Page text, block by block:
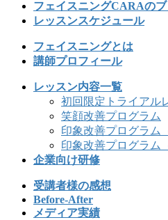
フェイスニングCARAの
レッスンスケジュール
フェイスニングとは
講師プロフィール
レッスン内容一覧
初回限定トライアル
笑顔改善プログラム
印象改善プログラム
印象改善プログラム
企業向け研修
受講者様の感想
Before-After
メディア実績